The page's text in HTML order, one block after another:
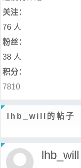
关注：
76 人
粉丝：
38 人
积分：
7810
lhb_will的帖子
lhb_will